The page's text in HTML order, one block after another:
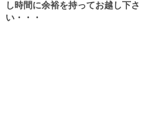
し時間に余裕を持ってお越し下さ
い・・・